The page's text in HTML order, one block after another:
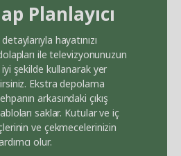
Planlayıcı
hayatınızı
ile televizyonunuzun
şekilde kullanarak yer
Ekstra depolama
arkasındaki çıkış
saklar. Kutular ve iç
ve çekmecelerinizin
olur.